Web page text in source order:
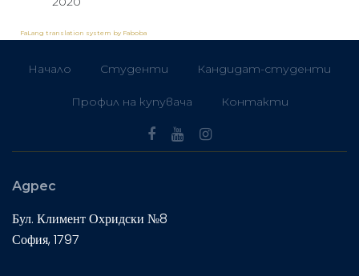
FaLang translation system by Faboba
Начало Студенти Кандидат-студенти
Профил на купувача Контакти
Адрес
Бул. Климент Охридски №8
София, 1797